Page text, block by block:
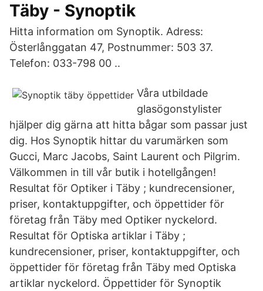
Täby - Synoptik
Hitta information om Synoptik. Adress:
Österlånggatan 47, Postnummer: 503 37.
Telefon: 033-798 00 ..
Våra utbildade
glasögonstylister
hjälper dig gärna att hitta bågar som passar just
dig. Hos Synoptik hittar du varumärken som
Gucci, Marc Jacobs, Saint Laurent och Pilgrim.
Välkommen in till vår butik i hotellgången!
Resultat för Optiker i Täby ; kundrecensioner,
priser, kontaktuppgifter, och öppettider för
företag från Täby med Optiker nyckelord.
Resultat för Optiska artiklar i Täby ;
kundrecensioner, priser, kontaktuppgifter, och
öppettider för företag från Täby med Optiska
artiklar nyckelord. Öppettider för Synoptik